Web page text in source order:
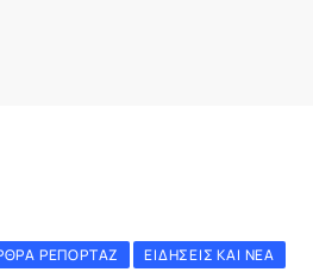
ΡΕΠΟΡΤΆΖ ΕΙΔΉΣΕΙΣ ΚΑΙ ΝΈΑ